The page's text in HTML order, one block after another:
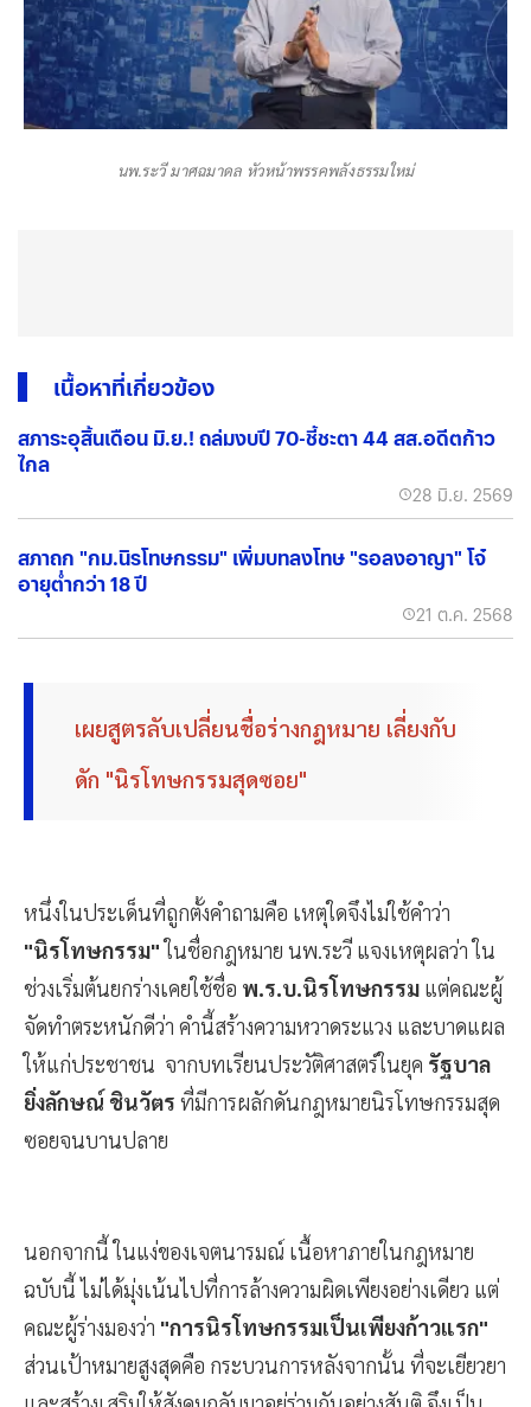
นพ.ระวี มาศฉมาดล หัวหน้าพรรคพลังธรรมใหม่
เนื้อหาที่เกี่ยวข้อง
สภาระอุสิ้นเดือน มิ.ย.! ถล่มงบปี 70-ชี้ชะตา 44 สส.อดีตก้าว
ไกล
28 มิ.ย. 2569
สภาถก "กม.นิรโทษกรรม" เพิ่มบทลงโทษ "รอลงอาญา" โจ๋
อายุต่ำกว่า 18 ปี
21 ต.ค. 2568
เผยสูตรลับเปลี่ยนชื่อร่างกฎหมาย เลี่ยงกับ
ดัก "นิรโทษกรรมสุดซอย"
หนึ่งในประเด็นที่ถูกตั้งคำถามคือ เหตุใดจึงไม่ใช้คำว่า
"นิรโทษกรรม"ในชื่อกฎหมาย นพ.ระวี แจงเหตุผลว่า ใน
ช่วงเริ่มต้นยกร่างเคยใช้ชื่อ พ.ร.บ.นิรโทษกรรม แต่คณะผู้
จัดทำตระหนักดีว่า คำนี้สร้างความหวาดระแวง และบาดแผล
ให้แก่ประชาชน จากบทเรียนประวัติศาสตร์ในยุค รัฐบาล
ยิ่งลักษณ์ ชินวัตร ที่มีการผลักดันกฎหมายนิรโทษกรรมสุด
ซอยจนบานปลาย
นอกจากนี้ ในแง่ของเจตนารมณ์ เนื้อหาภายในกฎหมาย
ฉบับนี้ ไม่ได้มุ่งเน้นไปที่การล้างความผิดเพียงอย่างเดียว แต่
คณะผู้ร่างมองว่า "การนิรโทษกรรมเป็นเพียงก้าวแรก"
ส่วนเป้าหมายสูงสุดคือ กระบวนการหลังจากนั้น ที่จะเยียวยา